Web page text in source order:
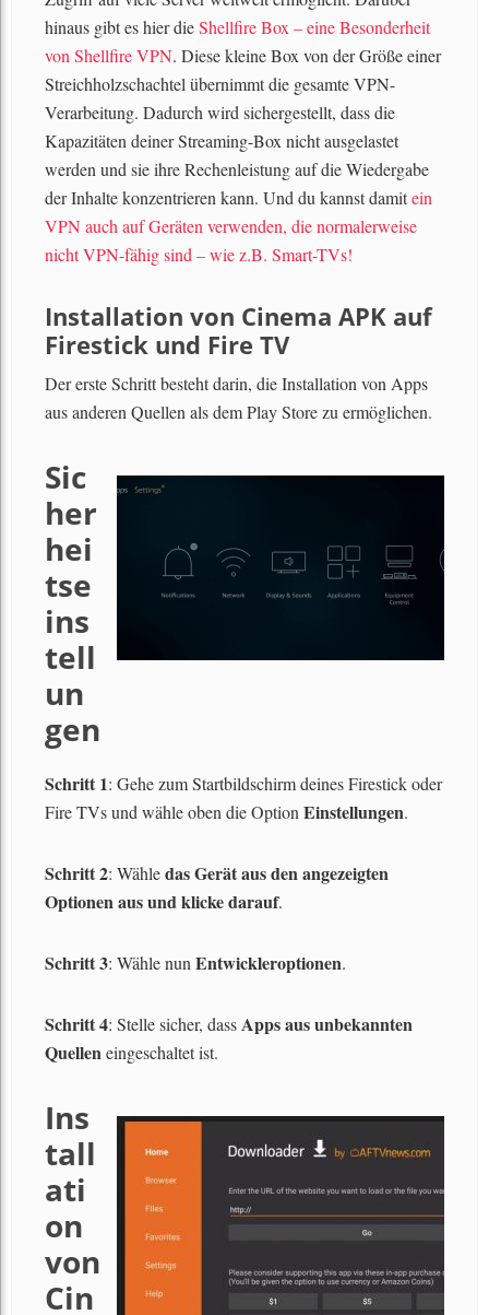
hinaus gibt es hier dieShellfire Box – eine Besonderheit
von Shellfire VPN. Diese kleine Box von der Größe einer
Streichholzschachtel übernimmt die gesamte VPN-
Verarbeitung. Dadurch wird sichergestellt, dass die
Kapazitäten deiner Streaming-Box nicht ausgelastet
werden und sie ihre Rechenleistung auf die Wiedergabe
der Inhalte konzentrieren kann. Und du kannst damitein
VPN auch auf Geräten verwenden, die normalerweise
nicht VPN-fähig sind – wie z.B. Smart-TVs!
Installation von Cinema APK auf
Firestick und Fire TV
Der erste Schritt besteht darin, die Installation von Apps
aus anderen Quellen als dem Play Store zu ermöglichen.
Sic
her
hei
tse
ins
tell
un
gen
Schritt 1: Gehe zum Startbildschirm deines Firestick oder
Fire TVs und wähle oben die Option Einstellungen.
Schritt 2: Wähledas Gerät aus den angezeigten
Optionen aus und klicke darauf.
Schritt 3: Wähle nun Entwickleroptionen.
Schritt 4: Stelle sicher, dassApps aus unbekannten
Quelleneingeschaltet ist.
Ins
tall
ati
on
von
Cin